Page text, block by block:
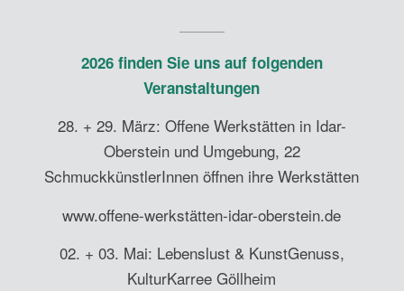
2026 finden Sie uns auf folgenden
Veranstaltungen
28. + 29. März: Offene Werkstätten in Idar-
Oberstein und Umgebung, 22
SchmuckkünstlerInnen öffnen ihre Werkstätten
www.offene-werkstätten-idar-oberstein.de
02. + 03. Mai: Lebenslust & KunstGenuss,
KulturKarree Göllheim